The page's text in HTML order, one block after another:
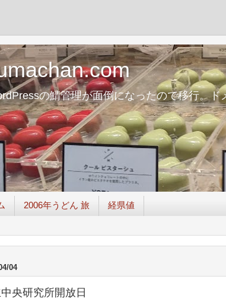
の鯖管理が面倒になったので移行。ド
2006年うどん 旅 経県値
04
央研究所開放日